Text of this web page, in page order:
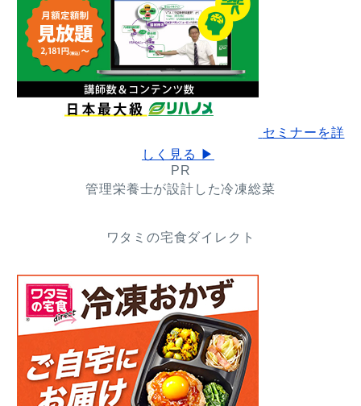
セミナーを詳
しく見る ▶
PR
管理栄養士が設計した冷凍総菜
ワタミの宅食ダイレクト